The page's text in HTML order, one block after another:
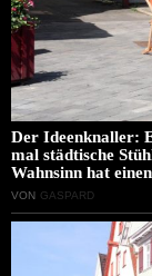
Der Ideenknaller:
mal städtische
Wahnsinn hat
VON GASPARD